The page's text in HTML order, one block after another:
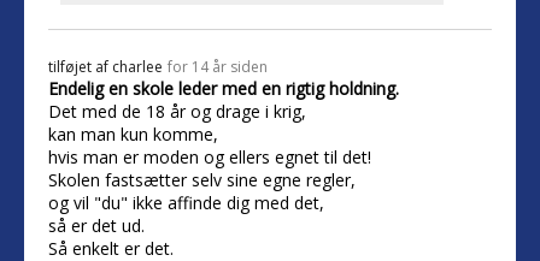
tilføjet af charlee for 14 år siden
Endelig en skole leder med en rigtig holdning.
Det med de 18 år og drage i krig,
kan man kun komme,
hvis man er moden og ellers egnet til det!
Skolen fastsætter selv sine egne regler,
og vil "du" ikke affinde dig med det,
så er det ud.
Så enkelt er det.